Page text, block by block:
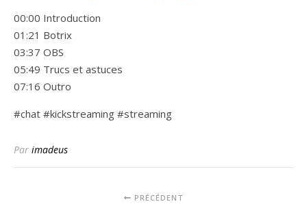
00:00 Introduction
01:21 Botrix
03:37 OBS
05:49 Trucs et astuces
07:16 Outro
#chat #kickstreaming #streaming
Par imadeus
PRÉCÉDENT